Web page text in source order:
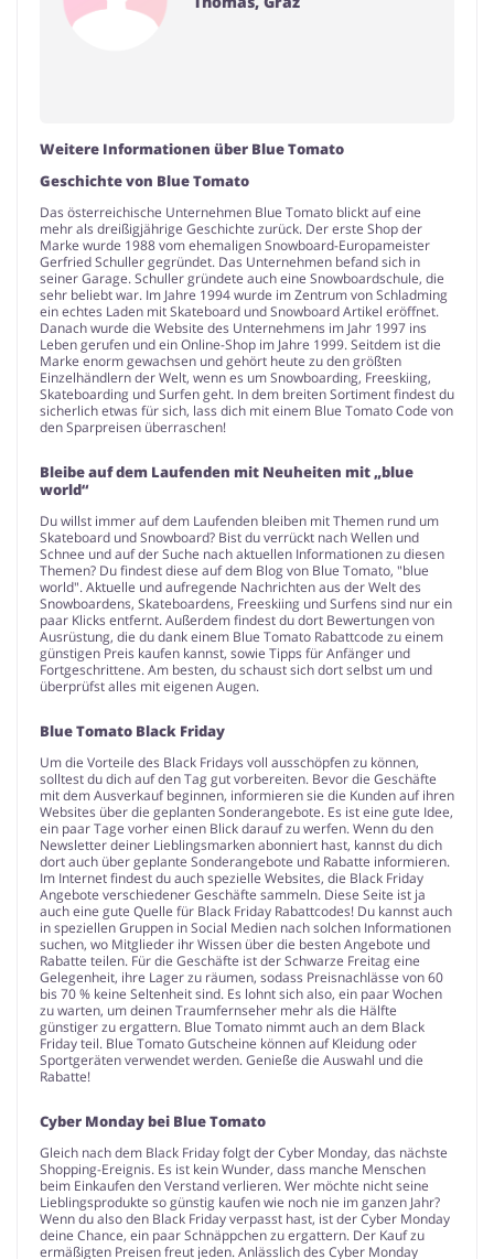
Weitere Informationen über Blue Tomato
Geschichte von Blue Tomato
Das österreichische Unternehmen Blue Tomato blickt auf eine
mehr als dreißigjährige Geschichte zurück. Der erste Shop der
Marke wurde 1988 vom ehemaligen Snowboard-Europameister
Gerfried Schuller gegründet. Das Unternehmen befand sich in
seiner Garage. Schuller gründete auch eine Snowboardschule, die
sehr beliebt war. Im Jahre 1994 wurde im Zentrum von Schladming
ein echtes Laden mit Skateboard und Snowboard Artikel eröffnet.
Danach wurde die Website des Unternehmens im Jahr 1997 ins
Leben gerufen und ein Online-Shop im Jahre 1999. Seitdem ist die
Marke enorm gewachsen und gehört heute zu den größten
Einzelhändlern der Welt, wenn es um Snowboarding, Freeskiing,
Skateboarding und Surfen geht. In dem breiten Sortiment findest du
sicherlich etwas für sich, lass dich mit einem Blue Tomato Code von
den Sparpreisen überraschen!
Bleibe auf dem Laufenden mit Neuheiten mit „blue
world“
Du willst immer auf dem Laufenden bleiben mit Themen rund um
Skateboard und Snowboard? Bist du verrückt nach Wellen und
Schnee und auf der Suche nach aktuellen Informationen zu diesen
Themen? Du findest diese auf dem Blog von Blue Tomato, "blue
world". Aktuelle und aufregende Nachrichten aus der Welt des
Snowboardens, Skateboardens, Freeskiing und Surfens sind nur ein
paar Klicks entfernt. Außerdem findest du dort Bewertungen von
Ausrüstung, die du dank einem Blue Tomato Rabattcode zu einem
günstigen Preis kaufen kannst, sowie Tipps für Anfänger und
Fortgeschrittene. Am besten, du schaust sich dort selbst um und
überprüfst alles mit eigenen Augen.
Blue Tomato Black Friday
Um die Vorteile des Black Fridays voll ausschöpfen zu können,
solltest du dich auf den Tag gut vorbereiten. Bevor die Geschäfte
mit dem Ausverkauf beginnen, informieren sie die Kunden auf ihren
Websites über die geplanten Sonderangebote. Es ist eine gute Idee,
ein paar Tage vorher einen Blick darauf zu werfen. Wenn du den
Newsletter deiner Lieblingsmarken abonniert hast, kannst du dich
dort auch über geplante Sonderangebote und Rabatte informieren.
Im Internet findest du auch spezielle Websites, die Black Friday
Angebote verschiedener Geschäfte sammeln. Diese Seite ist ja
auch eine gute Quelle für Black Friday Rabattcodes! Du kannst auch
in speziellen Gruppen in Social Medien nach solchen Informationen
suchen, wo Mitglieder ihr Wissen über die besten Angebote und
Rabatte teilen. Für die Geschäfte ist der Schwarze Freitag eine
Gelegenheit, ihre Lager zu räumen, sodass Preisnachlässe von 60
bis 70 % keine Seltenheit sind. Es lohnt sich also, ein paar Wochen
zu warten, um deinen Traumfernseher mehr als die Hälfte
günstiger zu ergattern. Blue Tomato nimmt auch an dem Black
Friday teil. Blue Tomato Gutscheine können auf Kleidung oder
Sportgeräten verwendet werden. Genieße die Auswahl und die
Rabatte!
Cyber Monday bei Blue Tomato
Gleich nach dem Black Friday folgt der Cyber Monday, das nächste
Shopping-Ereignis. Es ist kein Wunder, dass manche Menschen
beim Einkaufen den Verstand verlieren. Wer möchte nicht seine
Lieblingsprodukte so günstig kaufen wie noch nie im ganzen Jahr?
Wenn du also den Black Friday verpasst hast, ist der Cyber Monday
deine Chance, ein paar Schnäppchen zu ergattern. Der Kauf zu
ermäßigten Preisen freut jeden. Anlässlich des Cyber Monday